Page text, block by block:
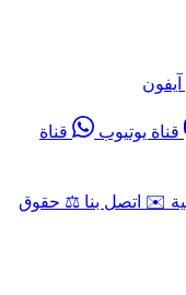
قناة يوتيوب
قناة
✉️ اتصل بنا ⚖️ حقوق